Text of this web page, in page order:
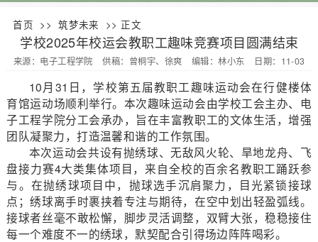
首页 >> 筑梦未来 >> 正文
学校2025年校运会教职工趣味竞赛项目圆满结束
来源：电子工程学院 供稿：曾桐宇、徐爽 编辑：林小东 日期：11-03
10月31日，学校第五届教职工趣味运动会在行健楼体
育馆运动场顺利举行。本次趣味运动会由学校工会主办、电
子工程学院分工会承办，旨在丰富教职工的文体生活，增强
团队凝聚力，打造温馨和谐的工作氛围。
本次运动会共设有抛绣球、无敌风火轮、旱地龙舟、飞
盘接力赛4大类集体项目，来自全校的百余名教职工踊跃参
与。在抛绣球项目中，抛球选手沉肩聚力，目光紧锁接球
点；绣球离手时裹挟着专注与期待，在空中划出轻盈弧线。
接球者丝毫不敢松懈，脚步灵活调整，双臂大张，稳稳接住
每一个难度不一的绣球，默契配合引得场边阵阵喝彩。